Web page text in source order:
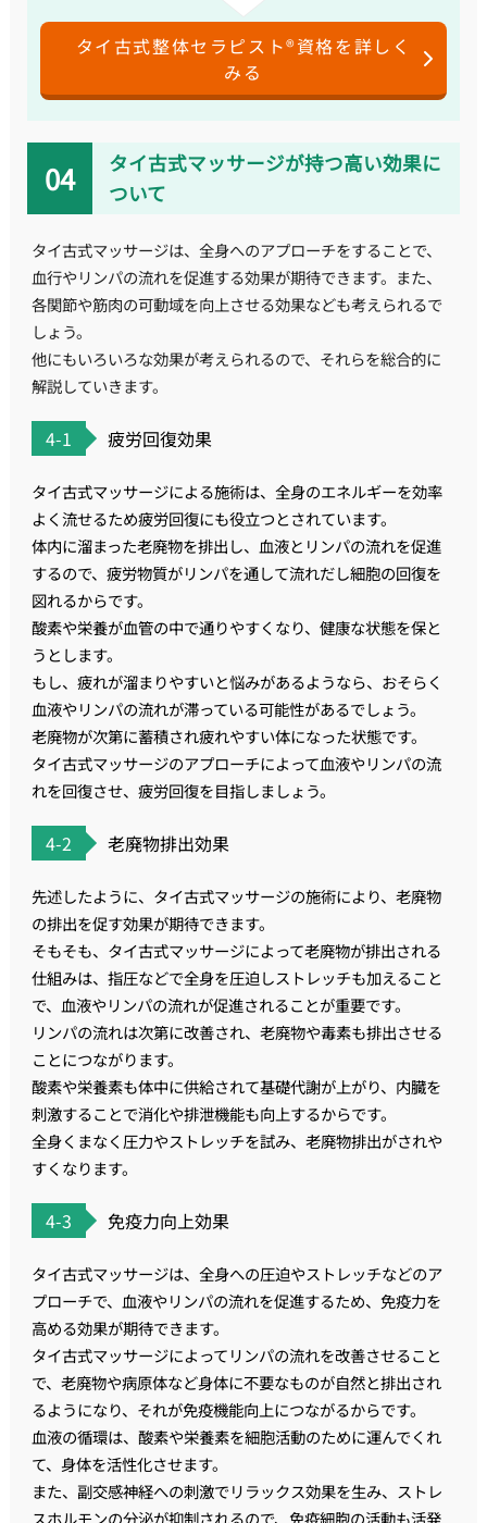
タイ古式整体セラピスト®資格を詳しく
みる
タイ古式マッサージが持つ高い効果に
ついて
タイ古式マッサージは、全身へのアプローチをすることで、
血行やリンパの流れを促進する効果が期待できます。また、
各関節や筋肉の可動域を向上させる効果なども考えられるで
しょう。
他にもいろいろな効果が考えられるので、それらを総合的に
解説していきます。
4-1 疲労回復効果
タイ古式マッサージによる施術は、全身のエネルギーを効率
よく流せるため疲労回復にも役立つとされています。
体内に溜まった老廃物を排出し、血液とリンパの流れを促進
するので、疲労物質がリンパを通して流れだし細胞の回復を
図れるからです。
酸素や栄養が血管の中で通りやすくなり、健康な状態を保と
うとします。
もし、疲れが溜まりやすいと悩みがあるようなら、おそらく
血液やリンパの流れが滞っている可能性があるでしょう。
老廃物が次第に蓄積され疲れやすい体になった状態です。
タイ古式マッサージのアプローチによって血液やリンパの流
れを回復させ、疲労回復を目指しましょう。
4-2 老廃物排出効果
先述したように、タイ古式マッサージの施術により、老廃物
の排出を促す効果が期待できます。
そもそも、タイ古式マッサージによって老廃物が排出される
仕組みは、指圧などで全身を圧迫しストレッチも加えること
で、血液やリンパの流れが促進されることが重要です 。
リンパの流れは次第に改善され、老廃物や毒素も排出させる
ことにつながります。
酸素や栄養素も体中に供給されて基礎代謝が上がり、 内臓を
刺激することで消化や排泄機能も向上するからです。
全身くまなく圧力やストレッチを試み、老廃物排出がされや
すくなります。
4-3 免疫力向上効果
タイ古式マッサージは、全身への圧迫やストレッチなどのア
プローチで、血液やリンパの流れを促進するため、免疫力を
高める効果が期待できます。
タイ古式マッサージによってリンパの流れを改善させること
で、老廃物や病原体など身体に不要なものが自然と排出され
るようになり、それが免疫機能向上につながるからです。
血液の循環は、酸素や栄養素を細胞活動のために運んでくれ
て、身体を活性化させます。
また、副交感神経への刺激でリラックス効果を生み、ストレ